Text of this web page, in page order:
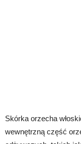
Skórka orzecha
wewnętrzną część